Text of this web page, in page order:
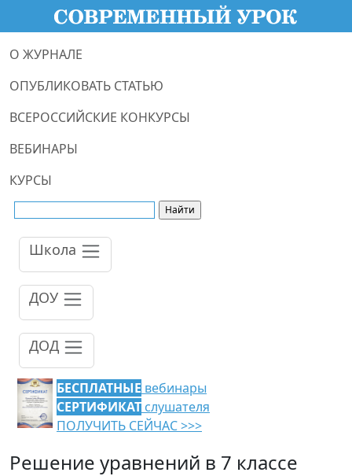
О ЖУРНАЛЕ
ОПУБЛИКОВАТЬ СТАТЬЮ
ВСЕРОССИЙСКИЕ КОНКУРСЫ
ВЕБИНАРЫ
КУРСЫ
Школа
ДОУ
ДОД
БЕСПЛАТНЫЕ вебинары
СЕРТИФИКАТ слушателя
ПОЛУЧИТЬ СЕЙЧАС >>>
Решение уравнений в 7 классе